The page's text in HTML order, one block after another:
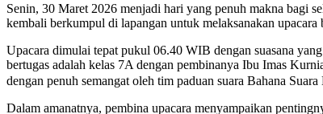
Senin, 30 Maret 2026 menjadi hari yang penuh makna bagi
kembali berkumpul di lapangan untuk melaksanakan upacara
Upacara dimulai tepat pukul 06.40 WIB dengan suasana
bertugas adalah kelas 7A dengan pembinanya Ibu Imas
dengan penuh semangat oleh tim paduan suara Bahana
Dalam amanatnya, pembina upacara menyampaikan